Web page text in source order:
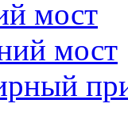
мост
мост